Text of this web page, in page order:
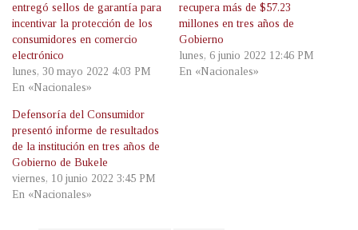
entregó sellos de garantía para
incentivar la protección de los
consumidores en comercio
electrónico
lunes, 30 mayo 2022 4:03 PM
En «Nacionales»
recupera más de $57.23
millones en tres años de
Gobierno
lunes, 6 junio 2022 12:46 PM
En «Nacionales»
Defensoría del Consumidor
presentó informe de resultados
de la institución en tres años de
Gobierno de Bukele
viernes, 10 junio 2022 3:45 PM
En «Nacionales»